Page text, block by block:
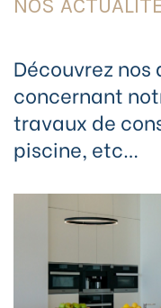
NOS
Découvrez
concernant
travaux de
piscine, etc…